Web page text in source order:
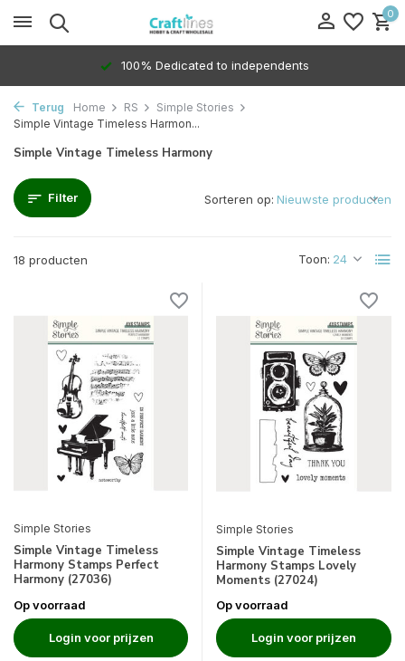
0
100% Dedicated to independents
Terug Home RS
Simple Stories
Simple Vintage Timeless Harmon...
Simple Vintage Timeless Harmony
Filter
18 producten Toon:
Sorteren op:
Simple Stories
Simple Vintage Timeless
Harmony Stamps Perfect
Harmony (27036)
Op voorraad
Login voor prijzen
Simple Stories
Simple Vintage Timeless
Harmony Stamps Lovely
Moments (27024)
Op voorraad
Login voor prijzen